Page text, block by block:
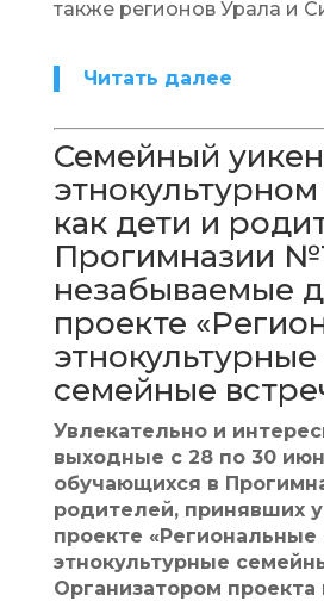
также регионов Урала и
Читать далее
Семейный
этнокультурном
как дети и
Прогимназии
незабываемые
проекте
этнокультурные
семейные
Увлекательно и
выходные с 28 по 30
обучающихся в
родителей, принявших
проекте «Региональные
этнокультурные
Организатором проекта